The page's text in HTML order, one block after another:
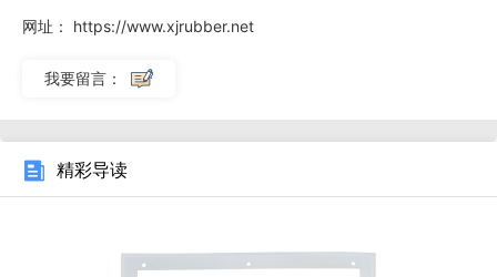
网址： https://www.xjrubber.net
我要留言：
精彩导读